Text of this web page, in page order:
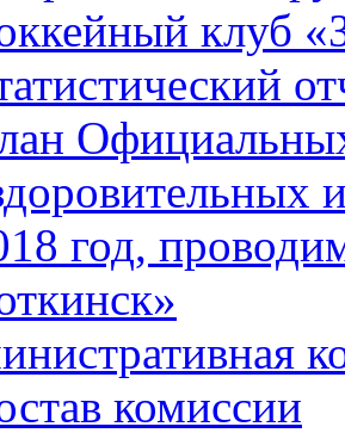
клуб
год,
комиссии